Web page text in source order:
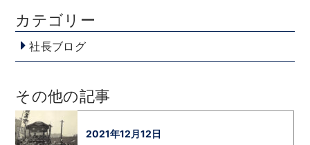
カテゴリー
社長ブログ
その他の記事
2021年12月12日